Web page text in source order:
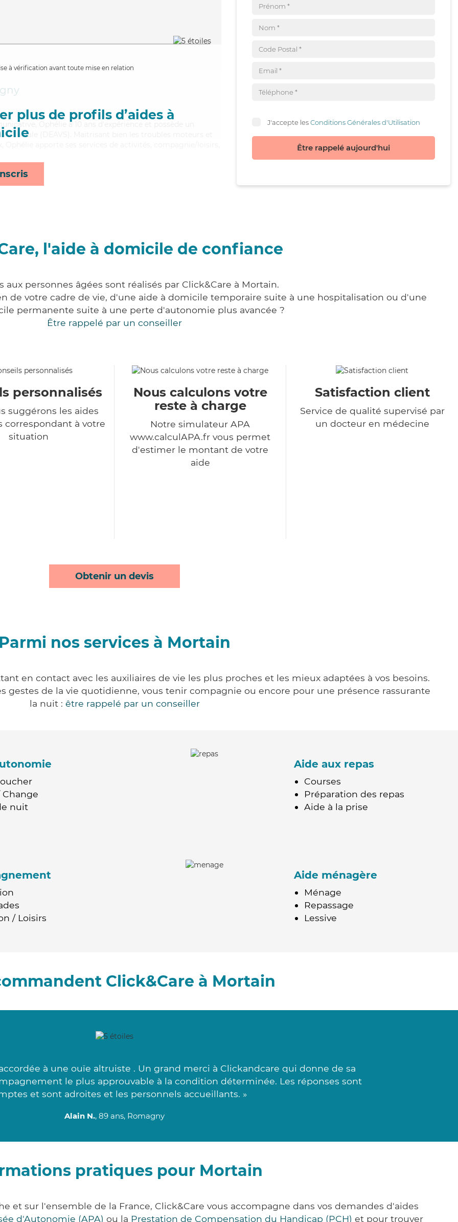
à vérification avant toute mise en relation
plus de profils d’aides à
Ophélie a 10 ans d'expérience et possède un
Sociale (DEAVS). Maitrisant bien les troubles moteurs et
J'accepte lesConditions Générales d'Utilisation
Être rappelé aujourd'hui
l'aide à domicile de confiance
aux personnes âgées sont réalisés par Click&Care à Mortain.
de votre cadre de vie, d'une aide à domicile temporaire suite à une hospitalisation ou d'une
permanente suite à une perte d'autonomie plus avancée ?
Être rappelé par un conseiller
personnalisés
suggérons les aides
correspondant à votre
situation
Nous calculons votre
reste à charge
Notre simulateur APA
www.calculAPA.fr vous permet
d'estimer le montant de votre
aide
Satisfaction client
Service de qualité supervisé par
un docteur en médecine
Obtenir un devis
Parmi nos services à Mortain
en contact avec les auxiliaires de vie les plus proches et les mieux adaptées à vos besoins.
gestes de la vie quotidienne, vous tenir compagnie ou encore pour une présence rassurante
la nuit : être rappelé par un conseiller
nuit
Aide aux repas
Courses
Préparation des repas
Aide à la prise
/ Loisirs
Aide ménagère
Ménage
Repassage
Lessive
Click&Care à Mortain
à une ouïe altruiste . Un grand merci à Clickandcare qui donne de sa
le plus approuvable à la condition déterminée. Les réponses sont
et sont adroites et les personnels accueillants. »
Alain N., 89 ans, Romagny
pratiques pour Mortain
et sur l'ensemble de la France, Click&Care vous accompagne dans vos demandes d'aides
d'Autonomie (APA) ou la Prestation de Compensation du Handicap (PCH) et pour trouver